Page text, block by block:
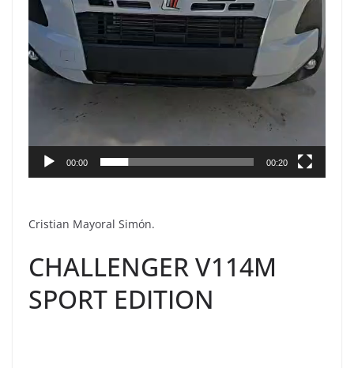
00:00 00:20
Cristian Mayoral Simón.
CHALLENGER V114M
SPORT EDITION